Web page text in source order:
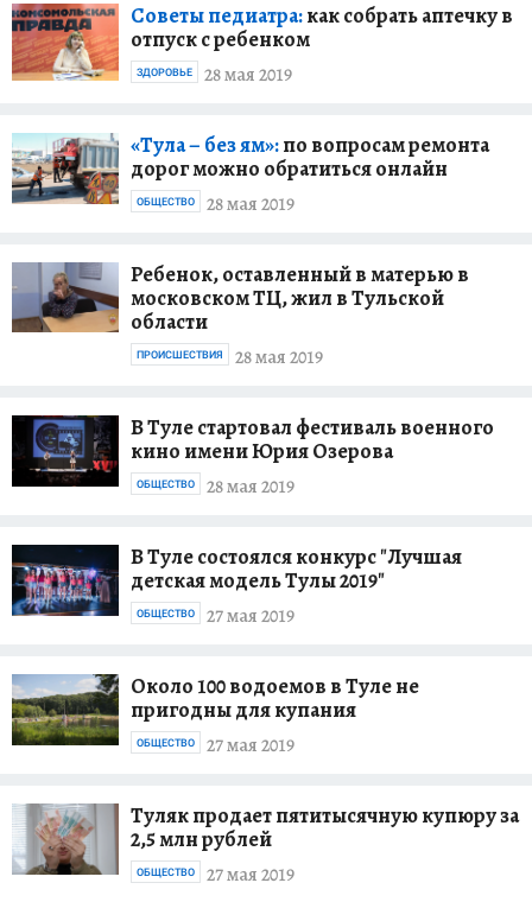
Советы педиатра:как собрать аптечку в
отпуск с ребенком
28 мая 2019
ЗДОРОВЬЕ
«Тула – без ям»:по вопросам ремонта
дорог можно обратиться онлайн
28 мая 2019
ОБЩЕСТВО
Ребенок, оставленный в матерью в
московском ТЦ, жил в Тульской
области
28 мая 2019
ПРОИСШЕСТВИЯ
В Туле стартовал фестиваль военного
кино имени Юрия Озерова
28 мая 2019
ОБЩЕСТВО
В Туле состоялся конкурс "Лучшая
детская модель Тулы 2019"
27 мая 2019
ОБЩЕСТВО
Около 100 водоемов в Туле не
пригодны для купания
27 мая 2019
ОБЩЕСТВО
Туляк продает пятитысячную купюру за
2,5 млн рублей
27 мая 2019
ОБЩЕСТВО